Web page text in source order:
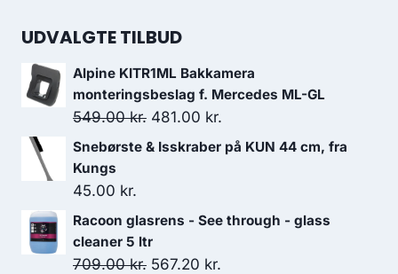
UDVALGTE TILBUD
Alpine KITR1ML Bakkamera
monteringsbeslag f. Mercedes ML-GL
549.00kr. Den
oprindelige
549.00 kr..
481.00 kr.
aktuelle
481.00 kr..
Snebørste & Isskraber på KUN 44 cm, fra
Kungs
45.00 kr.
Racoon glasrens - See through - glass
cleaner 5 ltr
709.00kr. Den
567.20 kr.